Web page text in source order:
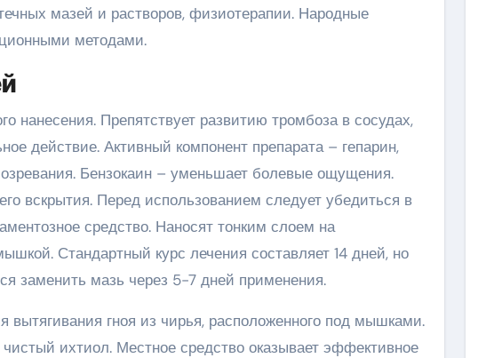
мазей и растворов, физиотерапии. Народные
методами.
нанесения. Препятствует развитию тромбоза в сосудах,
действие. Активный компонент препарата – гепарин,
Бензокаин – уменьшает болевые ощущения.
вскрытия. Перед использованием следует убедиться в
средство. Наносят тонким слоем на
Стандартный курс лечения составляет 14 дней, но
заменить мазь через 5-7 дней применения.
вытягивания гноя из чирья, расположенного под мышками.
ихтиол. Местное средство оказывает эффективное